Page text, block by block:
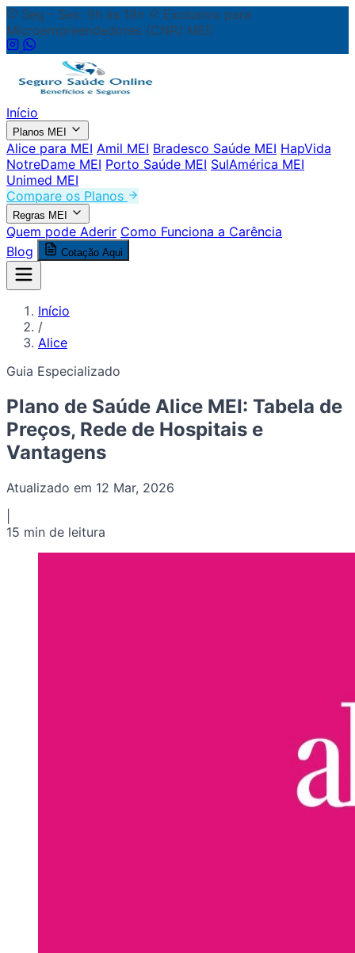
Seg - Sex: 9h às 18h
Exclusivo para
Microempreendedores (CNPJ MEI)
Início
Planos MEI
Alice para MEI Amil MEI Bradesco Saúde MEI HapVida
NotreDame MEI Porto Saúde MEI SulAmérica MEI
Unimed MEI
Compare os Planos
Regras MEI
Quem pode Aderir Como Funciona a Carência
Blog
Cotação Aqui
Início
/
Alice
Guia Especializado
Plano de Saúde Alice MEI: Tabela de
Preços, Rede de Hospitais e
Vantagens
Atualizado em 12 Mar, 2026
15 min de leitura